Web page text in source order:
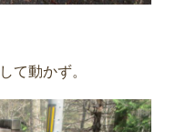
て動かず。